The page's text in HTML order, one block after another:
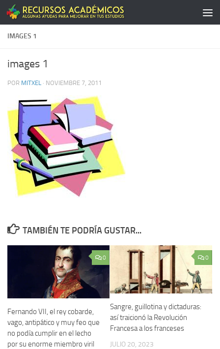
Saltar al contenido
IMAGES 1
images 1
POR MITXEL · NOVIEMBRE 7, 2011
TAMBIÉN TE PODRÍA GUSTAR...
0
Fernando VII, el rey cobarde,
vago, antipático y muy feo que
no podía cumplir en el lecho
por su enorme miembro viril
0
Sangre, guillotina y dictaduras:
así traicionó la Revolución
Francesa a los franceses
JULIO 20, 2023